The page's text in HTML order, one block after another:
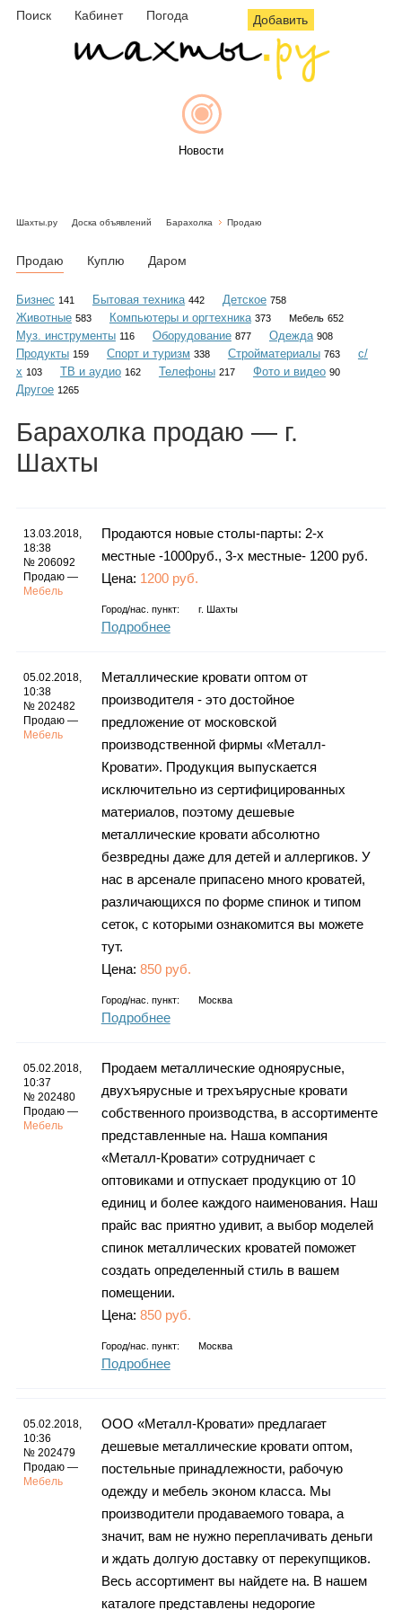
Поиск Кабинет Погода Добавить
Новости
Объявления
Гороскоп
Фотогалерея
Шахты.ру Доска объявлений Барахолка Продаю
Продаю Куплю Даром
Бизнес 141 Бытовая техника 442 Детское 758
Животные 583 Компьютеры и оргтехника 373 Мебель 652
Муз. инструменты 116 Оборудование 877 Одежда 908
Продукты 159 Спорт и туризм 338 Стройматериалы 763
с/
х 103 ТВ и аудио 162 Телефоны 217 Фото и видео 90
Другое 1265
Барахолка продаю — г.
Шахты
13.03.2018,
18:38
№ 206092
Продаю —
Мебель
Продаются новые столы-парты: 2-х
местные -1000руб., 3-х местные- 1200 руб.
Цена: 1200 руб.
Город/нас. пункт: г. Шахты
Подробнее
05.02.2018,
10:38
№ 202482
Продаю —
Мебель
Металлические кровати оптом от
производителя - это достойное
предложение от московской
производственной фирмы «Металл-
Кровати». Продукция выпускается
исключительно из сертифицированных
материалов, поэтому дешевые
металлические кровати абсолютно
безвредны даже для детей и аллергиков. У
нас в арсенале припасено много кроватей,
различающихся по форме спинок и типом
сеток, с которыми ознакомится вы можете
тут.
Цена: 850 руб.
Город/нас. пункт: Москва
Подробнее
05.02.2018,
10:37
№ 202480
Продаю —
Мебель
Продаем металлические одноярусные,
двухъярусные и трехъярусные кровати
собственного производства, в ассортименте
представленные на. Наша компания
«Металл-Кровати» сотрудничает с
оптовиками и отпускает продукцию от 10
единиц и более каждого наименования. Наш
прайс вас приятно удивит, а выбор моделей
спинок металлических кроватей поможет
создать определенный стиль в вашем
помещении.
Цена: 850 руб.
Город/нас. пункт: Москва
Подробнее
05.02.2018,
10:36
№ 202479
Продаю —
Мебель
ООО «Металл-Кровати» предлагает
дешевые металлические кровати оптом,
постельные принадлежности, рабочую
одежду и мебель эконом класса. Мы
производители продаваемого товара, а
значит, вам не нужно переплачивать деньги
и ждать долгую доставку от перекупщиков.
Весь ассортимент вы найдете на. В нашем
каталоге представлены недорогие